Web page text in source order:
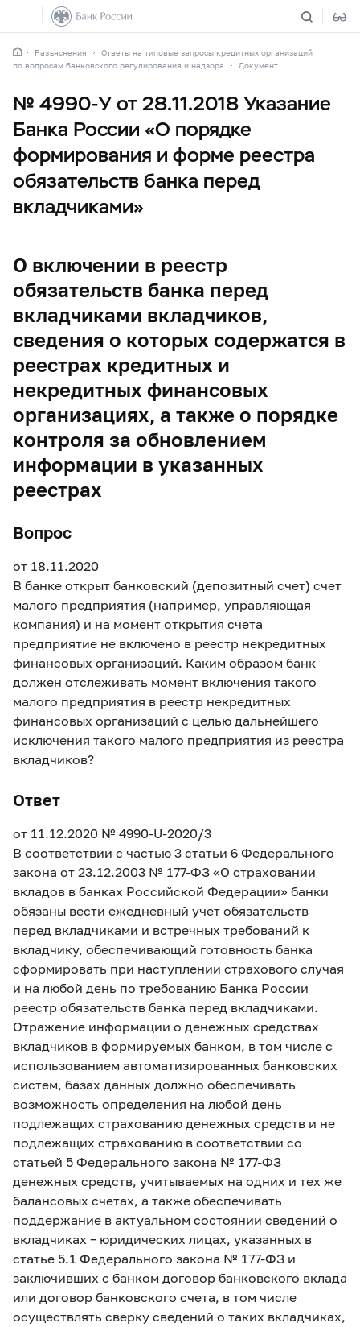
Разъяснения
Ответы на типовые запросы кредитных организаций
по вопросам банковского регулирования и надзора
Документ
№ 4990-У от 28.11.2018 Указание
Банка России «О порядке
формирования и форме реестра
обязательств банка перед
вкладчиками»
О включении в реестр
обязательств банка перед
вкладчиками вкладчиков,
сведения о которых содержатся в
реестрах кредитных и
некредитных финансовых
организациях, а также о порядке
контроля за обновлением
информации в указанных
реестрах
Вопрос
от 18.11.2020
В банке открыт банковский (депозитный счет) счет
малого предприятия (например, управляющая
компания) и на момент открытия счета
предприятие не включено в реестр некредитных
финансовых организаций. Каким образом банк
должен отслеживать момент включения такого
малого предприятия в реестр некредитных
финансовых организаций с целью дальнейшего
исключения такого малого предприятия из реестра
вкладчиков?
Ответ
от 11.12.2020 № 4990-U-2020/3
В соответствии с частью 3 статьи 6 Федерального
закона от 23.12.2003 № 177-ФЗ «О страховании
вкладов в банках Российской Федерации» банки
обязаны вести ежедневный учет обязательств
перед вкладчиками и встречных требований к
вкладчику, обеспечивающий готовность банка
сформировать при наступлении страхового случая
и на любой день по требованию Банка России
реестр обязательств банка перед вкладчиками.
Отражение информации о денежных средствах
вкладчиков в формируемых банком, в том числе с
использованием автоматизированных банковских
систем, базах данных должно обеспечивать
возможность определения на любой день
подлежащих страхованию денежных средств и не
подлежащих страхованию в соответствии со
статьей 5 Федерального закона № 177-ФЗ
денежных средств, учитываемых на одних и тех же
балансовых счетах, а также обеспечивать
поддержание в актуальном состоянии сведений о
вкладчиках – юридических лицах, указанных в
статье 5.1 Федерального закона № 177-ФЗ и
заключивших с банком договор банковского вклада
или договор банковского счета, в том числе
осуществлять сверку сведений о таких вкладчиках,